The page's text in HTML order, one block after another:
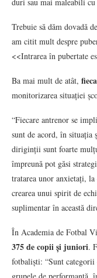
Trebuie să dăm dovadă
am citit mult despre
<<Intrarea în pubertate
Ba mai mult de atât,
monitorizarea situației
“Fiecare antrenor se
sunt de acord, în situația
diriginții sunt foarte
împreună pot găsi
tratarea unor anxietați,
crearea unui spirit de
suplimentar în această
În Academia de Fotbal
375 de copii și juniori.
fotbaliști: “Sunt